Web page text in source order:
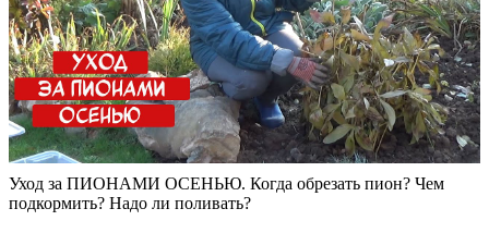
Уход за ПИОНАМИ ОСЕНЬЮ. Когда обрезать пион? Чем
подкормить? Надо ли поливать?